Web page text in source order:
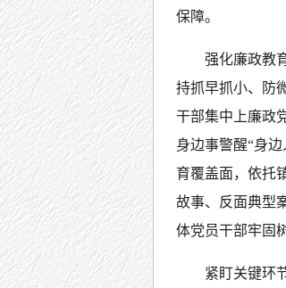
保障。
强化廉政教
持抓早抓小、防
干部集中上廉政
身边事警醒“身
育覆盖面，依托
故事、反面典型
体党员干部牢固
紧盯关键环